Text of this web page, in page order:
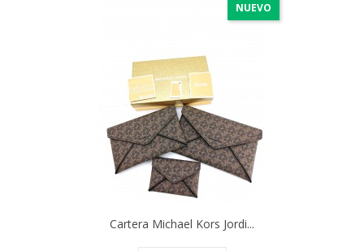
NUEVO
Cartera Michael Kors Jordi...